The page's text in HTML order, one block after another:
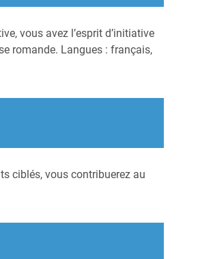
vous avez l’esprit d’initiative
romande. Langues : français,
ciblés, vous contribuerez au